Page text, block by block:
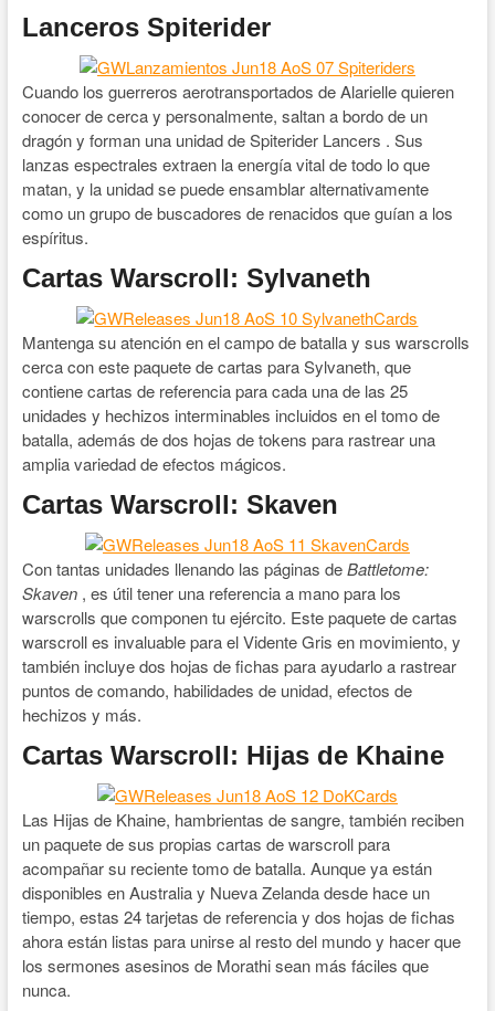
Lanceros Spiterider
Cuando los guerreros aerotransportados de Alarielle quieren
conocer de cerca y personalmente, saltan a bordo de un
dragón y forman una unidad de Spiterider Lancers . Sus
lanzas espectrales extraen la energía vital de todo lo que
matan, y la unidad se puede ensamblar alternativamente
como un grupo de buscadores de renacidos que guían a los
espíritus.
Cartas Warscroll: Sylvaneth
Mantenga su atención en el campo de batalla y sus warscrolls
cerca con este paquete de cartas para Sylvaneth, que
contiene cartas de referencia para cada una de las 25
unidades y hechizos interminables incluidos en el tomo de
batalla, además de dos hojas de tokens para rastrear una
amplia variedad de efectos mágicos.
Cartas Warscroll: Skaven
Con tantas unidades llenando las páginas deBattletome:
Skaven, es útil tener una referencia a mano para los
warscrolls que componen tu ejército. Este paquete de cartas
warscroll es invaluable para el Vidente Gris en movimiento, y
también incluye dos hojas de fichas para ayudarlo a rastrear
puntos de comando, habilidades de unidad, efectos de
hechizos y más.
Cartas Warscroll: Hijas de Khaine
Las Hijas de Khaine, hambrientas de sangre, también reciben
un paquete de sus propias cartas de warscroll para
acompañar su reciente tomo de batalla. Aunque ya están
disponibles en Australia y Nueva Zelanda desde hace un
tiempo, estas 24 tarjetas de referencia y dos hojas de fichas
ahora están listas para unirse al resto del mundo y hacer que
los sermones asesinos de Morathi sean más fáciles que
nunca.